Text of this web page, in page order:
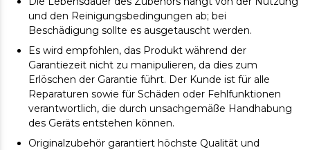
und den Reinigungsbedingungen ab; bei
Beschädigung sollte es ausgetauscht werden.
Es wird empfohlen, das Produkt während der
Garantiezeit nicht zu manipulieren, da dies zum
Erlöschen der Garantie führt. Der Kunde ist für alle
Reparaturen sowie für Schäden oder Fehlfunktionen
verantwortlich, die durch unsachgemäße Handhabung
des Geräts entstehen können.
Originalzubehör garantiert höchste Qualität und